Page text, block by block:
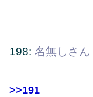
198: 名無しさん
>>191